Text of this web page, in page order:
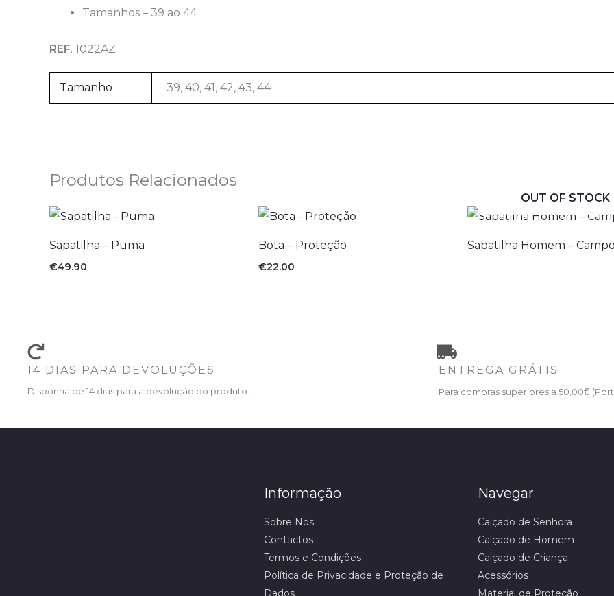
Tamanhos – 39 ao 44
REF. 1022AZ
Tamanho 39, 40, 41, 42, 43, 44
Produtos Relacionados
Sapatilha – Puma
€49.90
Bota – Proteção
€22.00
OUT OF STOCK
Sapatilha Homem –
14 DIAS PARA DEVOLUÇÕES
Disponha de 14 dias para a devolução do produto.
ENTREGA GRÁTIS
Para compras superiores a 50,00€
Informação
Sobre Nós
Contactos
Termos e Condições
Política de Privacidade e Proteção de
Dados
Navegar
Calçado de Senhora
Calçado de Homem
Calçado de Criança
Acessórios
Material de Proteção